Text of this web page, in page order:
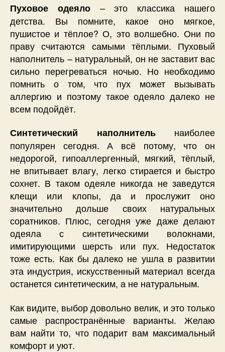
Пуховое одеяло– это классика нашего
детства. Вы помните, какое оно мягкое,
пушистое и тёплое? О, это волшебно. Они по
праву считаются самыми тёплыми. Пуховый
наполнитель – натуральный, он не заставит вас
сильно перегреваться ночью. Но необходимо
помнить о том, что пух может вызывать
аллергию и поэтому такое одеяло далеко не
всем подойдёт.
Синтетический наполнительнаиболее
популярен сегодня. А всё потому, что он
недорогой, гипоаллергенный, мягкий, тёплый,
не впитывает влагу, легко стирается и быстро
сохнет. В таком одеяле никогда не заведутся
клещи или клопы, да и прослужит оно
значительно дольше своих натуральных
соратников. Плюс, сегодня уже даже делают
одеяла с синтетическими волокнами,
имитирующими шерсть или пух. Недостаток
тоже есть. Как бы далеко не ушла в развитии
эта индустрия, искусственный материал всегда
останется синтетическим, а не натуральным.
Как видите, выбор довольно велик, и это только
самые распространённые варианты. Желаю
вам найти то, что подарит вам максимальный
комфорт и уют.